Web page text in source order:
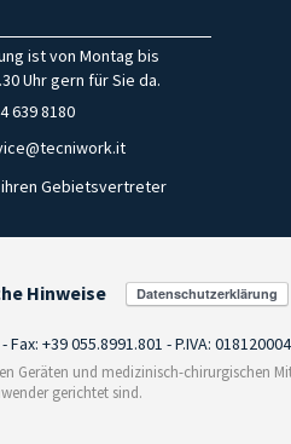
ist von Montag bis
Uhr gern für Sie da.
639 8180
Gebietsvertreter
Hinweise
+39 055.8991.801 - P.IVA:
und medizinisch-chirurgischen
gerichtet sind.